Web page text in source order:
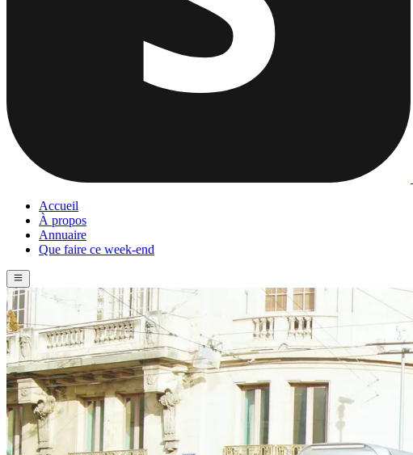
Accueil
À propos
Annuaire
Que faire ce week-end